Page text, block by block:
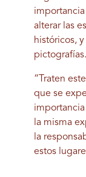
alterar las
históricos,
pictografías.
“Traten
que se
la misma
la
estos